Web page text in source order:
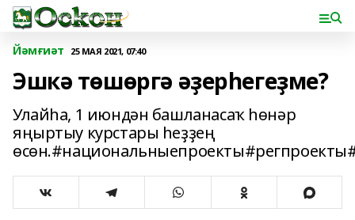
Йәмғиәт 25 МАЯ 2021, 07:40
Эшкә төшөргә әҙерһегеҙме?
Улайһа, 1 июндән башланасаҡ һөнәр
яңыртыу курстары һеҙҙең